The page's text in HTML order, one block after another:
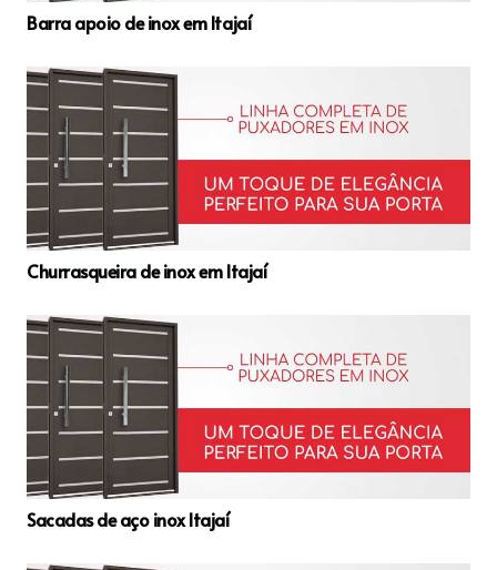
Barra apoio de inox em Itajaí
Churrasqueira de inox em Itajaí
Sacadas de aço inox Itajaí